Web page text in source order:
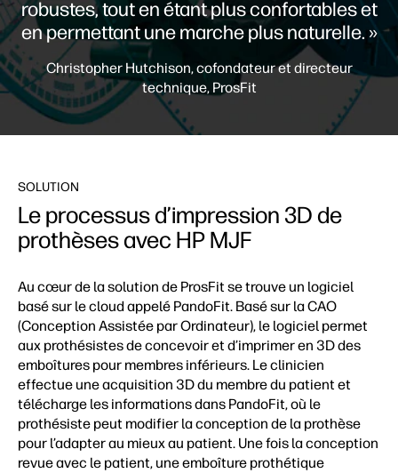
robustes, tout en étant plus confortables et
en permettant une marche plus naturelle. »
Christopher Hutchison, cofondateur et directeur
technique, ProsFit
SOLUTION
Le processus d’impression 3D de
prothèses avec HP MJF
Au cœur de la solution de ProsFit se trouve un logiciel
basé sur le cloud appelé PandoFit. Basé sur la CAO
(Conception Assistée par Ordinateur), le logiciel permet
aux prothésistes de concevoir et d’imprimer en 3D des
emboîtures pour membres inférieurs. Le clinicien
effectue une acquisition 3D du membre du patient et
télécharge les informations dans PandoFit, où le
prothésiste peut modifier la conception de la prothèse
pour l’adapter au mieux au patient. Une fois la conception
revue avec le patient, une emboîture prothétique